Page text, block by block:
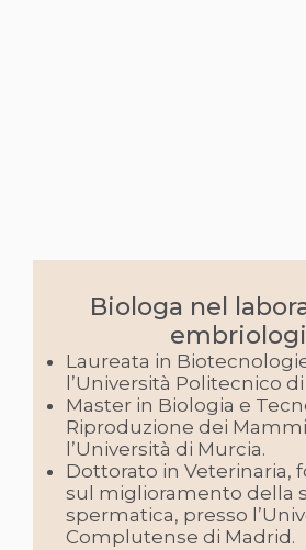
Biologa nel
Laureata in
l’Università Politecnico
Master in Biologia e
Riproduzione dei
l’Università di Murcia.
Dottorato in Veterinaria,
sul miglioramento della
spermatica, presso
Complutense di Madrid.